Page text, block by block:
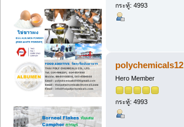
กระทู้: 4993
polychemicals12
Hero Member
กระทู้: 4993